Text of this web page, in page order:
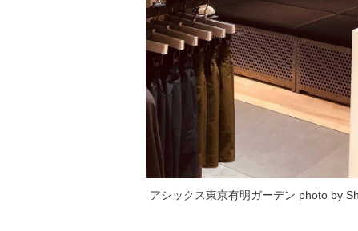
アシックス東京有明ガーデン photo by